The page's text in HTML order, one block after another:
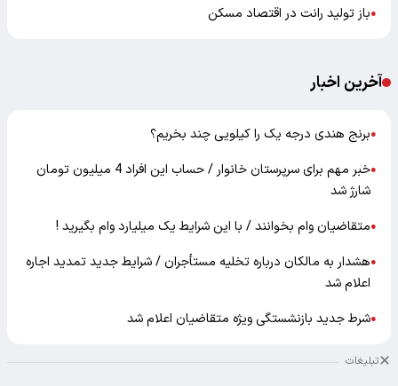
●باز تولید رانت در اقتصاد مسکن
آخرین اخبار
●برنج هندی درجه یک را کیلویی چند بخریم؟
●
خبر مهم برای سرپرستان خانوار / حساب این افراد 4 میلیون تومان
شارژ شد
●متقاضیان وام بخوانند / با این شرایط یک میلیارد وام بگیرید !
●هشدار به مالکان درباره تخلیه مستأجران / شرایط جدید تمدید اجاره
اعلام شد
●شرط جدید بازنشستگی ویژه متقاضیان اعلام شد
تبلیغات